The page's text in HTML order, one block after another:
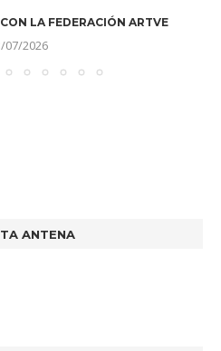
LA FEDERACIÓN ARTVE
07/2026
ANTENA